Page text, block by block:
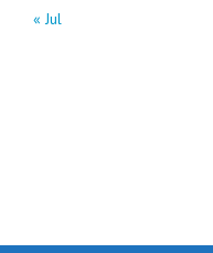
« Jul